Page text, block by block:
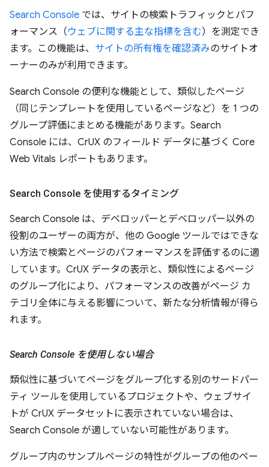
Search Console では、サイトの検索トラフィックとパフ
ォーマンス（ウェブに関する主な指標を含む）を測定でき
ます。この機能は、 サイトの所有権を確認済みのサイトオ
ーナーのみが利用できます。
Search Console の便利な機能として、類似したページ
（同じテンプレートを使用しているページなど）を 1 つの
グループ評価にまとめる機能があります。Search
Console には、CrUX のフィールド データに基づく Core
Web Vitals レポートもあります。
Search Console を使用するタイミング
Search Console は、デベロッパーとデベロッパー以外の
役割のユーザーの両方が、他の Google ツールではできな
い方法で検索とページのパフォーマンスを評価するのに適
しています。CrUX データの表示と、類似性によるページ
のグループ化により、パフォーマンスの改善がページ カ
テゴリ全体に与える影響について、新たな分析情報が得ら
れます。
Search Console を使用しない場合
類似性に基づいてページをグループ化する別のサードパー
ティ ツールを使用しているプロジェクトや、ウェブサイ
トが CrUX データセットに表示されていない場合は、
Search Console が適していない可能性があります。
グループ内のサンプルページの特性がグループの他のペー